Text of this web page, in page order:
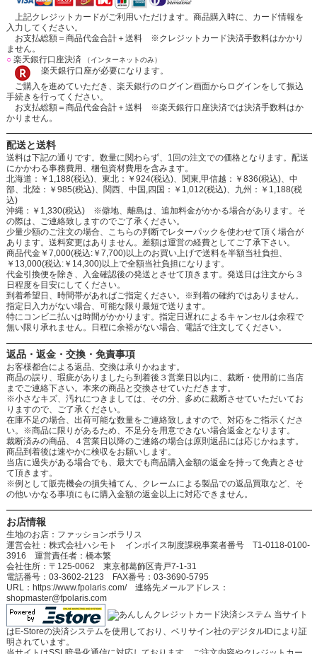
上記クレジットカードがご利用いただけます。商品購入時に、カード情報を
入力してください。
お支払総額＝商品代金合計＋送料 ※クレジットカード決済手数料はかかり
ません。
○楽天銀行口座決済 （インターネットのみ）
楽天銀行口座が必要になります。
ご購入を進めていただき、楽天銀行のログイン画面からログインをして振込
手続きを行ってください。
お支払総額＝商品代金合計＋送料 ※楽天銀行口座決済では決済手数料はか
かりません。
配送と送料
送料は下記の通りです。数量に関わらず、1回の注文での価格となります。配送
にかかわる事務費用、梱包資材費用を含みます。
北海道：￥1,188(税込)、東北：￥924(税込)、関東,甲信越：￥836(税込)、中
部、北陸：￥985(税込)、関西、中国,四国：￥1,012(税込)、九州：￥1,188(税
込)
沖縄：￥1,330(税込) ※僻地、離島は、追加料金がかかる場合があります。そ
の際は、ご連絡致しますのでご了承ください。
少量少額のご注文の場合、こちらの判断でレターパックを使わせて頂く場合が
あります。送料変更はありません。差額は運営の経費としてご了承下さい。
商品代金￥7,000(税込:￥7,700)以上のお買い上げで送料を半額当社負担、
￥13,000(税込:￥14,300)以上で全額当社負担になります。
代金引換便を除き、入金確認後の発送とさせて頂きます。発送日は注文から３
日程度を目安にしてください。
到着希望日、時間帯があればご指定ください。※到着の確約ではありません。
指定日入力がない場合、可能な限り最短で送ります。
特にコンビニ払いは時間がかかります。指定日遅れによるキャンセルは余程で
無い限り承れません。日程に余裕がない場合、電話で注文してください。
返品・返金・交換・免責事項
お客様都合による返品、交換は承りかねます。
商品の誤り、瑕疵がありましたら到着後３営業日以内に、裁断・使用前に当店
までご連絡下さい。本来の商品と交換させていただきます。
※小さなキズ、汚れにつきましては、その分、多めに裁断させていただいてお
りますので、ご了承ください。
在庫不足の場合、出荷可能な数量をご連絡致しますので、対応をご指示くださ
い。※商品に限りがあるため、不足分を用意できない場合返金となります。
裁断済みの商品、４営業日以降のご連絡の場合は原則返品には応じかねます。
商品到着後は速やかに検収をお願いします。
当店に過失がある場合でも、最大でも商品購入金額の返金を持って免責とさせ
て頂きます。
※例として販売機会の損失補てん、クレームによる製品での返品買取など、そ
の他いかなる事項にもに購入金額の返金以上に対応できません。
お店情報
生地のお店：ファッションポラリス
運営会社：株式会社ハシモト インボイス制度課税事業者番号 T1-0118-0100-
3916 運営責任者：橋本繁
会社住所：〒125-0062 東京都葛飾区青戸7-1-31
電話番号：03-3602-2123 FAX番号：03-3690-5795
URL：https://www.fpolaris.com/ 連絡先メールアドレス：
shopmaster@fpolaris.com
当サイト
はE-Storeの決済システムを使用しており、ベリサイン社のデジタルIDにより証
明されています。